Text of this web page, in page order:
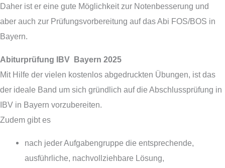
Daher ist er eine gute Möglichkeit zur Notenbesserung und
aber auch zur Prüfungsvorbereitung auf das Abi FOS/BOS in
Bayern.
Abiturprüfung IBV Bayern 2025
Mit Hilfe der vielen kostenlos abgedruckten Übungen, ist das
der ideale Band um sich gründlich auf die Abschlussprüfung in
IBV in Bayern vorzubereiten.
Zudem gibt es
nach jeder Aufgabengruppe die entsprechende,
ausführliche, nachvollziehbare Lösung,